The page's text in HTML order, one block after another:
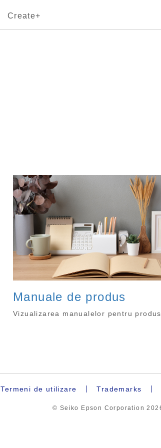
Create+
Manuale de produs
Vizualizarea manualelor pentru produs.
Termeni de utilizare Trademarks
© Seiko Epson Corporation